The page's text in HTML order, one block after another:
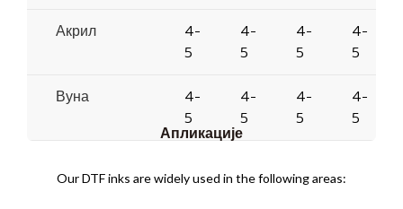
Акрил
4-
5
4-
5
4-
5
4-
5
Вуна
4-
5
4-
5
4-
5
4-
5
Апликације
Our DTF inks are widely used in the following areas: